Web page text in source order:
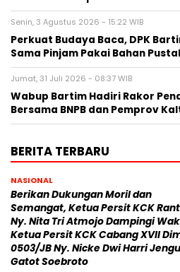
Senin, 3 Agustus 2026 - 15:22 WIB
Perkuat Budaya Baca, DPK
Sama Pinjam Pakai Bahan
Jumat, 31 Juli 2026 - 08:37 WIB
Wabup Bartim Hadiri Rakor
Bersama BNPB dan Pemprov
BERITA TERBARU
NASIONAL
Berikan Dukungan Moril dan
Semangat, Ketua Persit KCK
Ny. Nita Tri Atmojo Dampingi
Ketua Persit KCK Cabang XVII
0503/JB Ny. Nicke Dwi Harri
Gatot Soebroto